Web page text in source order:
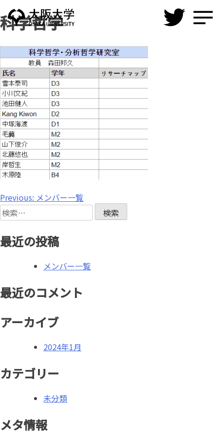
Skip
to
科学哲学
投
稿
ナ
ビ
ー
ョ
Previous: メンバー一覧
検
索:
最近の投稿
メンバー一覧
最近のコメント
アーカイブ
2024年1月
カテゴリー
未分類
メタ情報